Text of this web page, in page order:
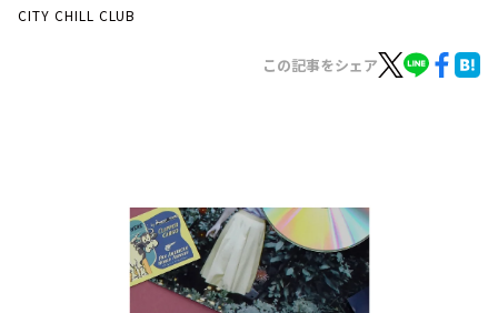
YouTube
会社情報
CITY CHILL CLUB
この記事をシェア